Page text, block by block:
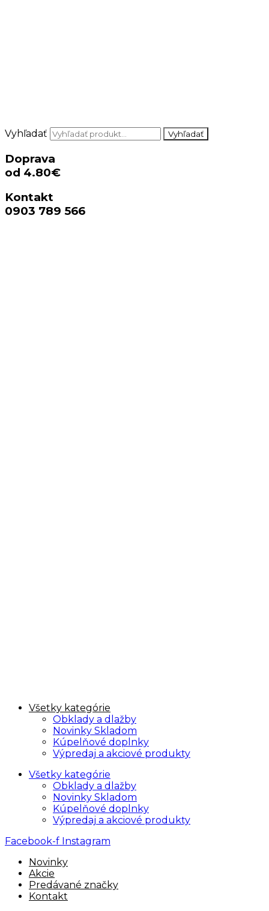
Vyhľadať Vyhľadať
Doprava
od 4.80€
Kontakt
0903 789 566
Všetky kategórie
Obklady a dlažby
Novinky Skladom
Kúpelňové doplnky
Výpredaj a akciové produkty
Všetky kategórie
Obklady a dlažby
Novinky Skladom
Kúpelňové doplnky
Výpredaj a akciové produkty
Facebook-f Instagram
Novinky
Akcie
Predávané značky
Kontakt